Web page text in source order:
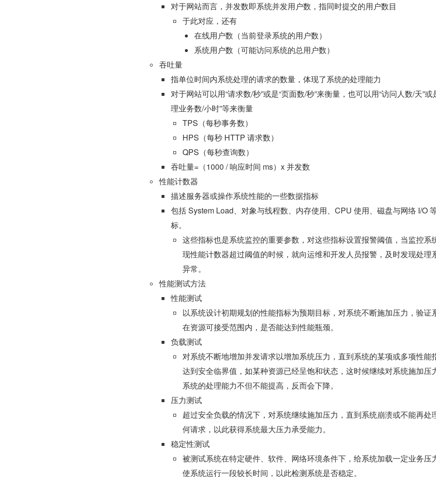
对于网站而言，并发数即系统并发用户数，指同时提交的用户数目
于此对应，还有
在线用户数（当前登录系统的用户数）
系统用户数（可能访问系统的总用户数）
吞吐量
指单位时间内系统处理的请求的数量，体现了系统的处理能力
对于网站可以用“请求数/秒”或是“页面数/秒”来衡量，也可以用“访问人数/天”或
理业务数/小时”等来衡量
TPS（每秒事务数）
HPS（每秒 HTTP 请求数）
QPS（每秒查询数）
吞吐量=（1000 / 响应时间 ms）x 并发数
性能计数器
描述服务器或操作系统性能的一些数据指标
包括 System Load、对象与线程数、内存使用、CPU 使用、磁盘与网络 I/O
标。
这些指标也是系统监控的重要参数，对这些指标设置报警阈值，当监控系
现性能计数器超过阈值的时候，就向运维和开发人员报警，及时发现处理
异常。
性能测试方法
性能测试
以系统设计初期规划的性能指标为预期目标，对系统不断施加压力，验证
在资源可接受范围内，是否能达到性能瓶颈。
负载测试
对系统不断地增加并发请求以增加系统压力，直到系统的某项或多项性能
达到安全临界值，如某种资源已经呈饱和状态，这时候继续对系统施加压
系统的处理能力不但不能提高，反而会下降。
压力测试
超过安全负载的情况下，对系统继续施加压力，直到系统崩溃或不能再处
何请求，以此获得系统最大压力承受能力。
稳定性测试
被测试系统在特定硬件、软件、网络环境条件下，给系统加载一定业务压
使系统运行一段较长时间，以此检测系统是否稳定。